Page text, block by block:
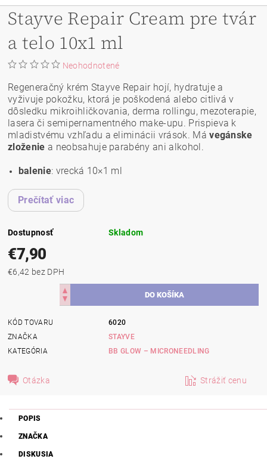
Stayve Repair Cream pre tvár
a telo 10x1 ml
Neohodnotené
Regeneračný krém Stayve Repair hojí, hydratuje a
vyživuje pokožku, ktorá je poškodená alebo citlivá v
dôsledku mikroihličkovania, derma rollingu, mezoterapie,
lasera či semipernamentného make-upu. Prispieva k
mladistvému vzhľadu a eliminácii vrások. Mávegánske
zloženie a neobsahuje parabény ani alkohol.
balenie: vrecká 10×1 ml
Prečítať viac
Dostupnosť Skladom
€7,90
€6,42 bez DPH
KÓD TOVARU
6020
ZNAČKA
STAYVE
KATEGÓRIA
BB GLOW – MICRONEEDLING
Otázka Strážiť cenu
POPIS
ZNAČKA
DISKUSIA